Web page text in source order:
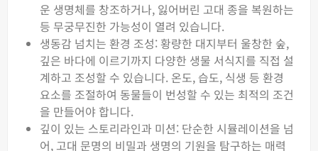
운 생명체를 창조하거나, 잃어버린 고대 종을 복원하는
등 무궁무진한 가능성이 열려 있습니다.
생동감 넘치는 환경 조성: 황량한 대지부터 울창한 숲,
깊은 바다에 이르기까지 다양한 생물 서식지를 직접 설
계하고 조성할 수 있습니다. 온도, 습도, 식생 등 환경
요소를 조절하여 동물들이 번성할 수 있는 최적의 조건
을 만들어야 합니다.
깊이 있는 스토리라인과 미션: 단순한 시뮬레이션을 넘
어, 고대 문명의 비밀과 생명의 기원을 탐구하는 매력